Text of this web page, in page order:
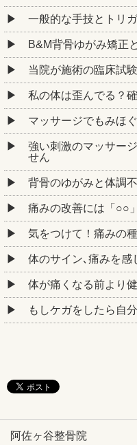
一般的な手技とトリ
B&M背骨ゆがみ矯正
当院が施術の臨床試
私の体は歪んでる？
マッサージでもみほ
強い刺激のマッサー
せん
背骨のゆがみと体調
痛みの改善には「○○
気をつけて！痛みの
体のサイン､痛みを感
体が痛くなる前より
もしケガをしたら自
阿佐ヶ谷整骨院